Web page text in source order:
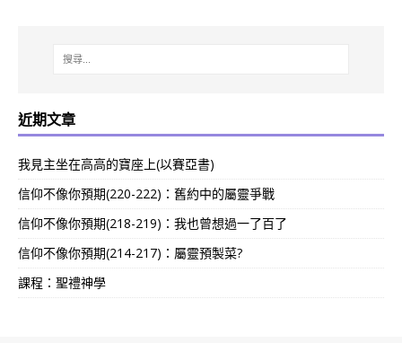
近期文章
我見主坐在高高的寶座上(以賽亞書)
信仰不像你預期(220-222)：舊約中的屬靈爭戰
信仰不像你預期(218-219)：我也曾想過一了百了
信仰不像你預期(214-217)：屬靈預製菜?
課程：聖禮神學